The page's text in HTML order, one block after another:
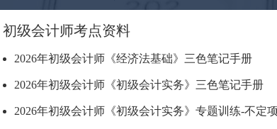
初级会计师考点资料
2026年初级会计师《经济法基础》三色笔记手册
2026年初级会计师《初级会计实务》三色笔记手册
2026年初级会计师《初级会计实务》专题训练-不定